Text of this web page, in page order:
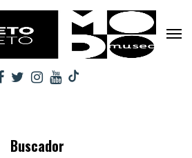
Buscador